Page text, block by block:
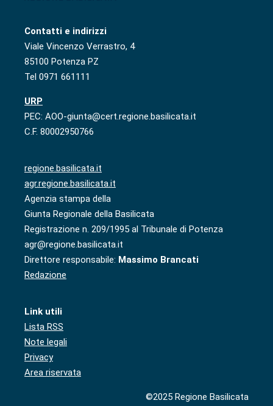
Contatti e indirizzi
Viale Vincenzo Verrastro, 4
85100 Potenza PZ
Tel 0971 661111
URP
PEC: AOO-giunta@cert.regione.basilicata.it
C.F. 80002950766
regione.basilicata.it
agr.regione.basilicata.it
Agenzia stampa della
Giunta Regionale della Basilicata
Registrazione n. 209/1995 al Tribunale di Potenza
agr@regione.basilicata.it
Direttore responsabile: Massimo Brancati
Redazione
Link utili
Lista RSS
Note legali
Privacy
Area riservata
©2025 Regione Basilicata